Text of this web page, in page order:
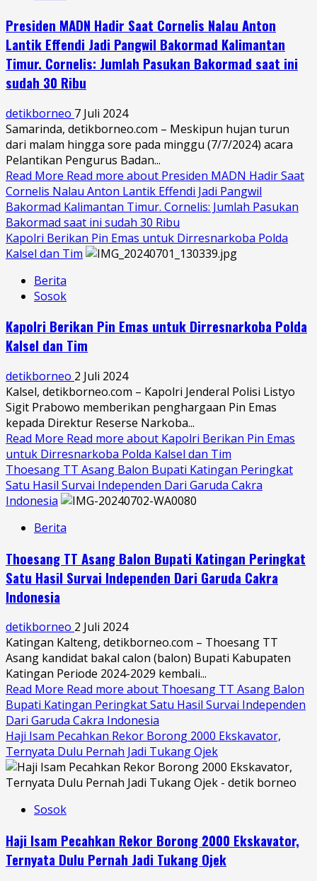
Presiden MADN Hadir Saat Cornelis Nalau Anton
Lantik Effendi Jadi Pangwil Bakormad Kalimantan
Timur. Cornelis: Jumlah Pasukan Bakormad saat ini
sudah 30 Ribu
detikborneo 7 Juli 2024
Samarinda, detikborneo.com – Meskipun hujan turun
dari malam hingga sore pada minggu (7/7/2024) acara
Pelantikan Pengurus Badan...
Read More Read more about Presiden MADN Hadir Saat
Cornelis Nalau Anton Lantik Effendi Jadi Pangwil
Bakormad Kalimantan Timur. Cornelis: Jumlah Pasukan
Bakormad saat ini sudah 30 Ribu
Kapolri Berikan Pin Emas untuk Dirresnarkoba Polda
Kalsel dan Tim
Berita
Sosok
Kapolri Berikan Pin Emas untuk Dirresnarkoba Polda
Kalsel dan Tim
detikborneo 2 Juli 2024
Kalsel, detikborneo.com – Kapolri Jenderal Polisi Listyo
Sigit Prabowo memberikan penghargaan Pin Emas
kepada Direktur Reserse Narkoba...
Read More Read more about Kapolri Berikan Pin Emas
untuk Dirresnarkoba Polda Kalsel dan Tim
Thoesang TT Asang Balon Bupati Katingan Peringkat
Satu Hasil Survai Independen Dari Garuda Cakra
Indonesia
Berita
Thoesang TT Asang Balon Bupati Katingan Peringkat
Satu Hasil Survai Independen Dari Garuda Cakra
Indonesia
detikborneo 2 Juli 2024
Katingan Kalteng, detikborneo.com – Thoesang TT
Asang kandidat bakal calon (balon) Bupati Kabupaten
Katingan Periode 2024-2029 kembali...
Read More Read more about Thoesang TT Asang Balon
Bupati Katingan Peringkat Satu Hasil Survai Independen
Dari Garuda Cakra Indonesia
Haji Isam Pecahkan Rekor Borong 2000 Ekskavator,
Ternyata Dulu Pernah Jadi Tukang Ojek
Sosok
Haji Isam Pecahkan Rekor Borong 2000 Ekskavator,
Ternyata Dulu Pernah Jadi Tukang Ojek